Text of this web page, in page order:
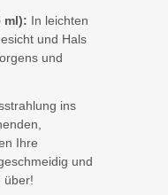
ml): In leichten
und Hals
und
ins
Ihre
und
über!